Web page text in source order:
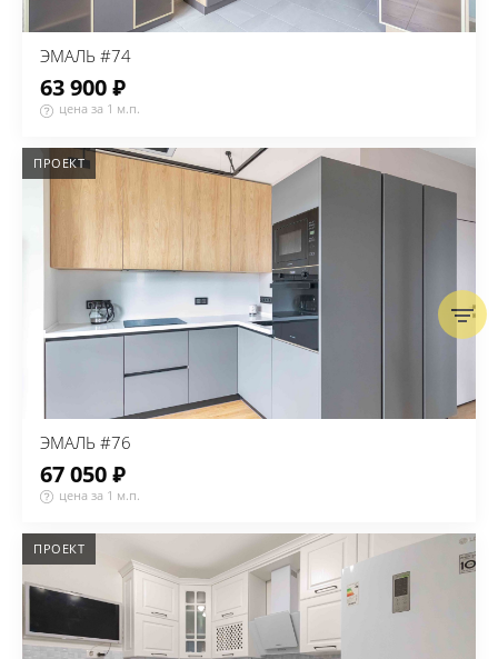
ЭМАЛЬ #74
63 900 ₽
цена за 1 м.п.
ПРОЕКТ
ЭМАЛЬ #76
67 050 ₽
цена за 1 м.п.
ПРОЕКТ